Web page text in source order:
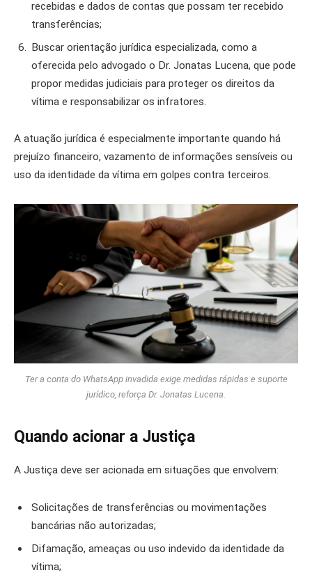
recebidas e dados de contas que possam ter recebido
transferências;
Buscar orientação jurídica especializada, como a
oferecida pelo advogado o Dr. Jonatas Lucena, que pode
propor medidas judiciais para proteger os direitos da
vítima e responsabilizar os infratores.
A atuação jurídica é especialmente importante quando há
prejuízo financeiro, vazamento de informações sensíveis ou
uso da identidade da vítima em golpes contra terceiros.
Ter a conta do WhatsApp invadida exige medidas rápidas e suporte
jurídico, reforça Dr. Jonatas Lucena.
Quando acionar a Justiça
A Justiça deve ser acionada em situações que envolvem:
Solicitações de transferências ou movimentações
bancárias não autorizadas;
Difamação, ameaças ou uso indevido da identidade da
vítima;